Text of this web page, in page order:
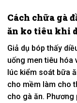
Cách chữa gà
ăn ko tiêu khi
Giả dụ bóp thấy
uống men tiêu hóa
lúc kiểm soát bữa
cho mềm làm cho
cho gà ăn. Phương